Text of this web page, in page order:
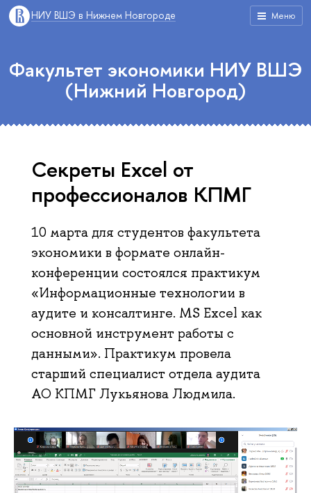
Меню
НИУ ВШЭ в Нижнем Новгороде
Факультет экономики НИУ ВШЭ
(Нижний Новгород)
Секреты Excel от
профессионалов КПМГ
10 марта для студентов факультета
экономики в формате онлайн-
конференции состоялся практикум
«Информационные технологии в
аудите и консалтинге. MS Excel как
основной инструмент работы с
данными». Практикум провела
старший специалист отдела аудита
АО КПМГ Лукьянова Людмила.